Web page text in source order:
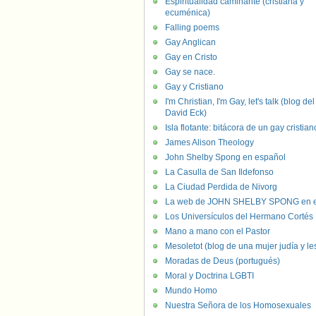
ecuménica)
Falling poems
Gay Anglican
Gay en Cristo
Gay se nace.
Gay y Cristiano
I'm Christian, I'm Gay, let's talk (blog del
David Eck)
Isla flotante: bitácora de un gay
James Alison Theology
John Shelby Spong en español
La Casulla de San Ildefonso
La Ciudad Perdida de Nivorg
La web de JOHN SHELBY SPONG en
Los Universículos del Hermano Cortés
Mano a mano con el Pastor
Mesoletot (blog de una mujer judía y
Moradas de Deus (portugués)
Moral y Doctrina LGBTI
Mundo Homo
Nuestra Señora de los Homosexuales